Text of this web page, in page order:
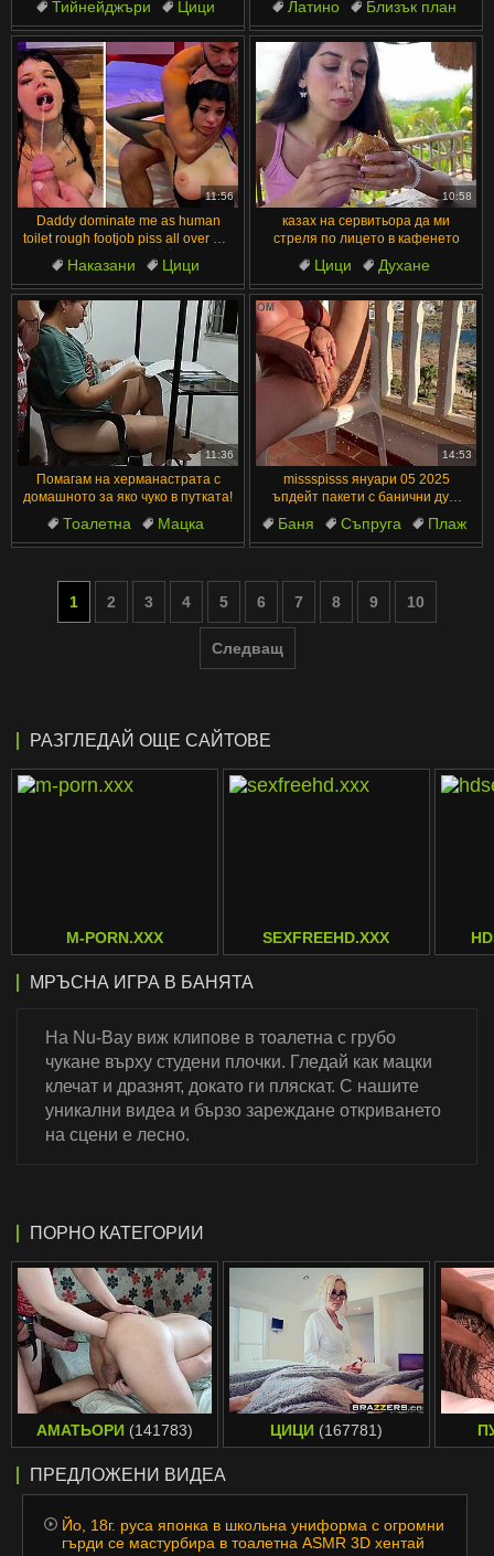
Тийнейджъри
Цици
Тоалетна
Без Косми
Обръснати Путки
Латино
Близък план
Магазин
Крещящи Жени
Красиви
11:56
Daddy dominate me as human
toilet rough footjob piss all over her
daddy!! 💦🚽😈
Наказани
Цици
Големи цици
Покорство
Бърз Секс
10:58
казах на сервитьора да ми
стреля по лицето в кафенето
Цици
Духане
Показване
Покрити със сперма
Слаби
11:36
Помагам на херманастрата с
домашното за яко чуко в путката!
Тоалетна
Мацка
Доминиране
Татко
14:53
missspisss януари 05 2025
ъпдейт пакети с банични душ
пишка клипове
Баня Съпруга
Плаж
Спорт
Близък план
1 2 3 4 5 6 7 8 9 10
Следващ
РАЗГЛЕДАЙ ОЩЕ САЙТОВЕ
M-PORN.XXX SEXFREEHD.XXX
МРЪСНА ИГРА В БАНЯТА
На Nu-Bay виж клипове в тоалетна с грубо
чукане върху студени плочки. Гледай как мацки
клечат и дразнят, докато ги пляскат. С нашите
уникални видеа и бързо зареждане откриването
на сцени е лесно.
ПОРНО КАТЕГОРИИ
АМАТЬОРИ (141783) ЦИЦИ (167781)
ПРЕДЛОЖЕНИ ВИДЕА
Йо, 18г. руса японка в школьна униформа с огромни
гърди се мастурбира в тоалетна ASMR 3D хентай